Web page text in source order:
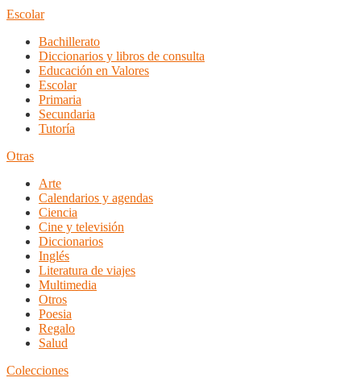
Escolar
Bachillerato
Diccionarios y libros de consulta
Educación en Valores
Escolar
Primaria
Secundaria
Tutoría
Otras
Arte
Calendarios y agendas
Ciencia
Cine y televisión
Diccionarios
Inglés
Literatura de viajes
Multimedia
Otros
Poesia
Regalo
Salud
Colecciones